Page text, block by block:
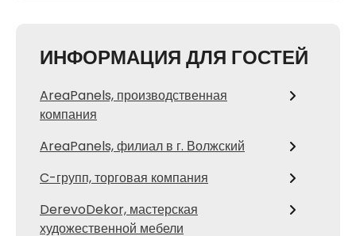
ИНФОРМАЦИЯ ДЛЯ ГОСТЕЙ
AreaPanels, производственная
компания
AreaPanels, филиал в г. Волжский
C-групп, торговая компания
DerevoDekor, мастерская
художественной мебели